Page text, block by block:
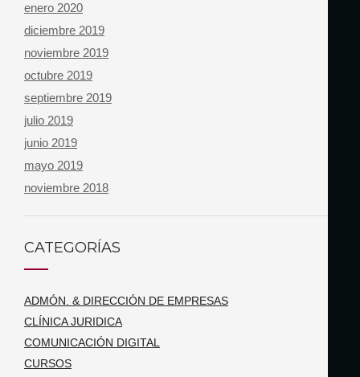
enero 2020
diciembre 2019
noviembre 2019
octubre 2019
septiembre 2019
julio 2019
junio 2019
mayo 2019
noviembre 2018
CATEGORÍAS
ADMÓN. & DIRECCIÓN DE EMPRESAS
CLÍNICA JURIDICA
COMUNICACIÓN DIGITAL
CURSOS